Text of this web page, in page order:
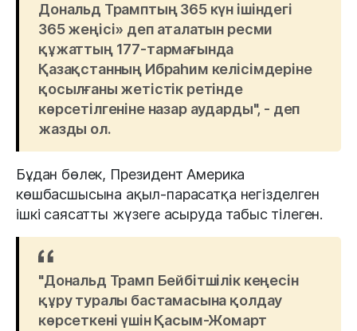
Дональд Трамптың 365 күн ішіндегі
365 жеңісі» деп аталатын ресми
құжаттың 177-тармағында
Қазақстанның Ибраһим келісімдеріне
қосылғаны жетістік ретінде
көрсетілгеніне назар аударды", - деп
жазды ол.
Бұдан бөлек, Президент Америка
көшбасшысына ақыл-парасатқа негізделген
ішкі саясатты жүзеге асыруда табыс тілеген.
"Дональд Трамп Бейбітшілік кеңесін
құру туралы бастамасына қолдау
көрсеткені үшін Қасым-Жомарт